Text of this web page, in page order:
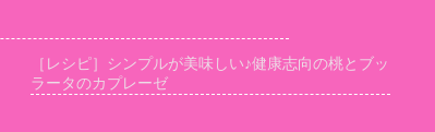
［レシピ］シンプルが美味しい♪健康志向の桃とブッ
ラータのカプレーゼ